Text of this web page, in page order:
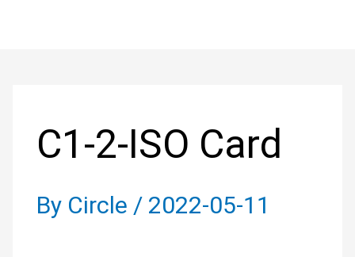
C1-2-ISO Card
By Circle / 2022-05-11